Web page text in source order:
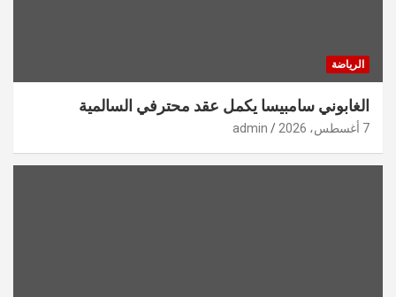
الرياضة
الغابوني سامبيسا يكمل عقد محترفي السالمية
7 أغسطس، 2026 admin